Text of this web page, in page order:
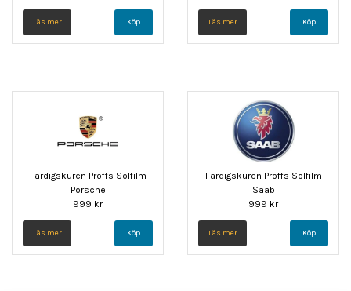
Läs mer Köp Läs mer Köp
Färdigskuren Proffs Solfilm
Porsche
999 kr
Läs mer Köp
Färdigskuren Proffs Solfilm
Saab
999 kr
Läs mer Köp